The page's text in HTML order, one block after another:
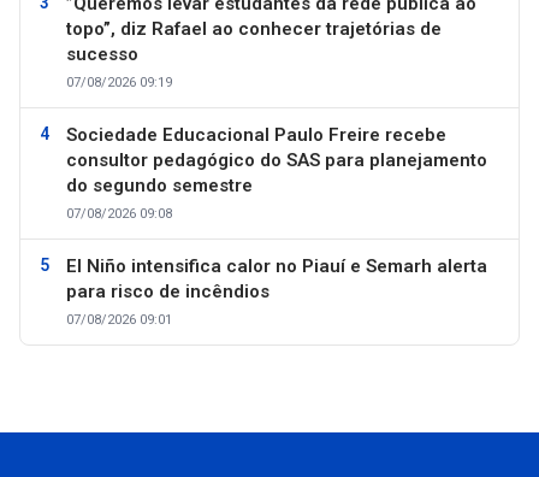
topo”, diz Rafael ao conhecer trajetórias de
sucesso
07/08/2026 09:19
Sociedade Educacional Paulo Freire recebe
consultor pedagógico do SAS para planejamento
do segundo semestre
07/08/2026 09:08
El Niño intensifica calor no Piauí e Semarh alerta
para risco de incêndios
07/08/2026 09:01